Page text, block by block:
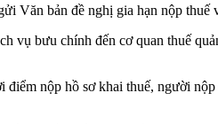
Văn bản đề nghị gia hạn nộp
vụ bưu chính đến cơ quan thuế
nộp hồ sơ khai thuế, người